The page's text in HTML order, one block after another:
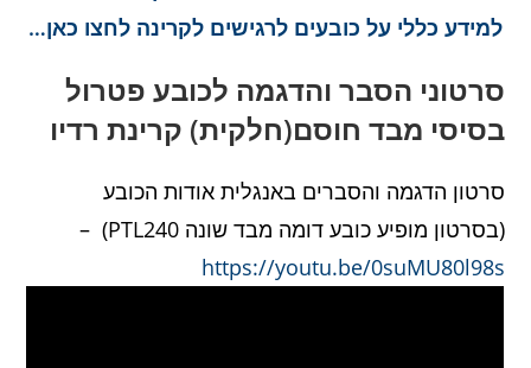
למידע כללי על כובעים לרגישים לקרינה לחצו כאן…
סרטוני הסבר והדגמה לכובע פטרול
בסיסי מבד חוסם(חלקית) קרינת רדיו
סרטון הדגמה והסברים באנגלית אודות הכובע
(בסרטון מופיע כובע דומה מבד שונה PTL240) –
https://youtu.be/0suMU80l98s